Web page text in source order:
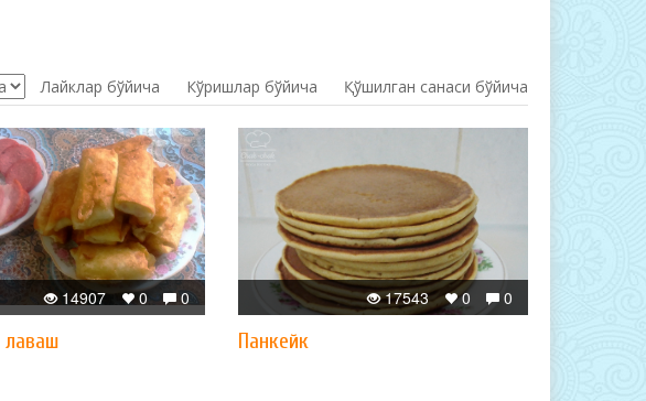
Лайклар бўйича Кўришлар бўйича Қўшилган санаси бўйича
0
0
14907
лаваш
0
0
17543
Панкейк